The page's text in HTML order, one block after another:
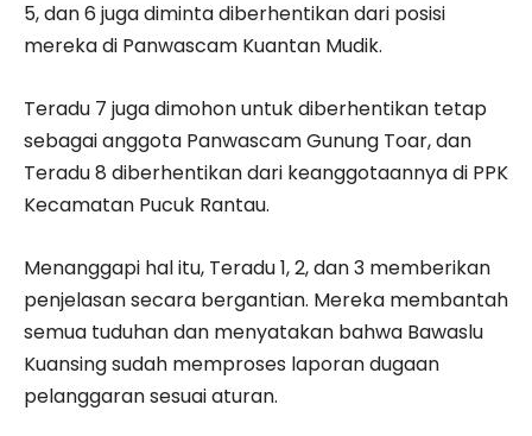
5, dan 6 juga diminta diberhentikan dari posisi
mereka di Panwascam Kuantan Mudik.
Teradu 7 juga dimohon untuk diberhentikan tetap
sebagai anggota Panwascam Gunung Toar, dan
Teradu 8 diberhentikan dari keanggotaannya di PPK
Kecamatan Pucuk Rantau.
Menanggapi hal itu, Teradu 1, 2, dan 3 memberikan
penjelasan secara bergantian. Mereka membantah
semua tuduhan dan menyatakan bahwa Bawaslu
Kuansing sudah memproses laporan dugaan
pelanggaran sesuai aturan.